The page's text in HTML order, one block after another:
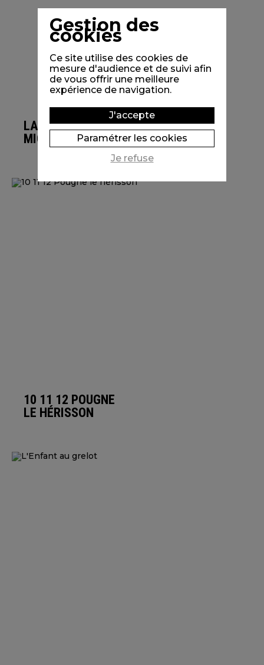
LA GRANDE
MIGRATION
10 11 12 POUGNE
LE HÉRISSON
Gestion des
cookies
Ce site utilise des cookies de
mesure d'audience et de suivi afin
de vous offrir une meilleure
expérience de navigation.
J'accepte
Paramétrer les cookies
Je refuse